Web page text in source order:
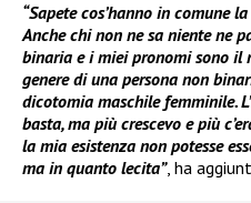
“Sapete cos’hanno in comune
Anche chi non ne sa niente ne
binaria e i miei pronomi sono il
genere di una persona non
dicotomia maschile femminile.
basta, ma più crescevo e più
la mia esistenza non potesse
ma in quanto lecita”, ha